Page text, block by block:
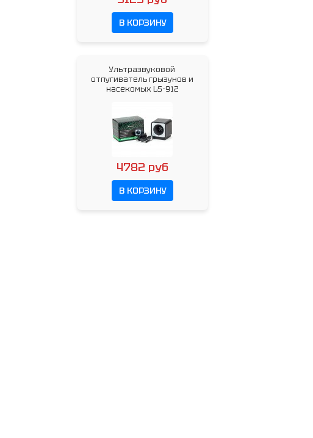
В КОРЗИНУ
Ультразвуковой
отпугиватель грызунов и
насекомых LS-912
4782 руб
В КОРЗИНУ